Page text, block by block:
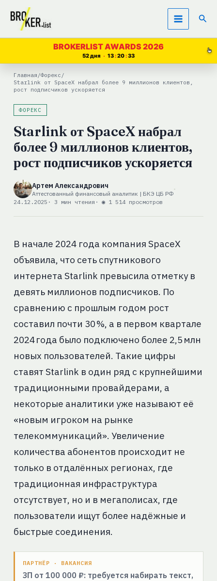
Перейти
содержимому
BROKERLIST AWARDS 2026
52 дня 13 20 33
Главная /Форекс /
Starlink от SpaceX набрал более 9 миллионов клиентов,
рост подписчиков ускоряется
ФОРЕКС
Starlink от SpaceX набрал
более 9 миллионов клиентов,
рост подписчиков ускоряется
Артем Александрович
Аттестованный финансовый аналитик | БКЭ ЦБ РФ
24.12.2025 · 3 мин чтения · ◉ 1 514 просмотров
В начале 2024 года компания SpaceX
объявила, что сеть спутникового
интернета Starlink превысила отметку в
девять миллионов подписчиков. По
сравнению с прошлым годом рост
составил почти 30 %, а в первом квартале
2024 года было подключено более 2,5 млн
новых пользователей. Такие цифры
ставят Starlink в один ряд с крупнейшими
традиционными провайдерами, а
некоторые аналитики уже называют её
«новым игроком на рынке
телекоммуникаций». Увеличение
количества абонентов происходит не
только в отдалённых регионах, где
традиционная инфраструктура
отсутствует, но и в мегаполисах, где
пользователи ищут более надёжные и
быстрые соединения.
ПАРТНЁР · ВАКАНСИЯ
ЗП от 100 000 ₽: требуется набирать текст,